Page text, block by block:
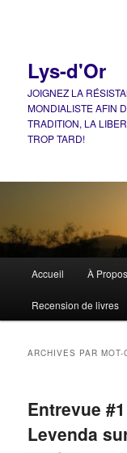
Lys-d'Or
JOIGNEZ LA
MONDIALISTE AFIN
TRADITION, LA
TROP TARD!
principal
Accueil À Propos
Recension de livres
ARCHIVES PAR
Entrevue
Levenda